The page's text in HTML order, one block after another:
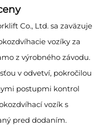
Co., Ltd. sa zaväzuje
vozíky za
z výrobného závodu.
v odvetví, pokročilou
postupmi kontrol
vozík s
pred dodaním.